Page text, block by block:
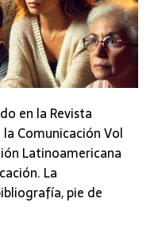
en la Revista
Comunicación Vol
Latinoamericana
La
pie de